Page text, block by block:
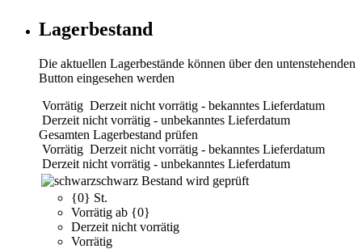
Lagerbestand
Die aktuellen Lagerbestände können über den untenstehenden
Button eingesehen werden
Vorrätig Derzeit nicht vorrätig - bekanntes Lieferdatum
Derzeit nicht vorrätig - unbekanntes Lieferdatum
Gesamten Lagerbestand prüfen
Vorrätig Derzeit nicht vorrätig - bekanntes Lieferdatum
Derzeit nicht vorrätig - unbekanntes Lieferdatum
schwarz Bestand wird geprüft
{0} St.
Vorrätig ab {0}
Derzeit nicht vorrätig
Vorrätig